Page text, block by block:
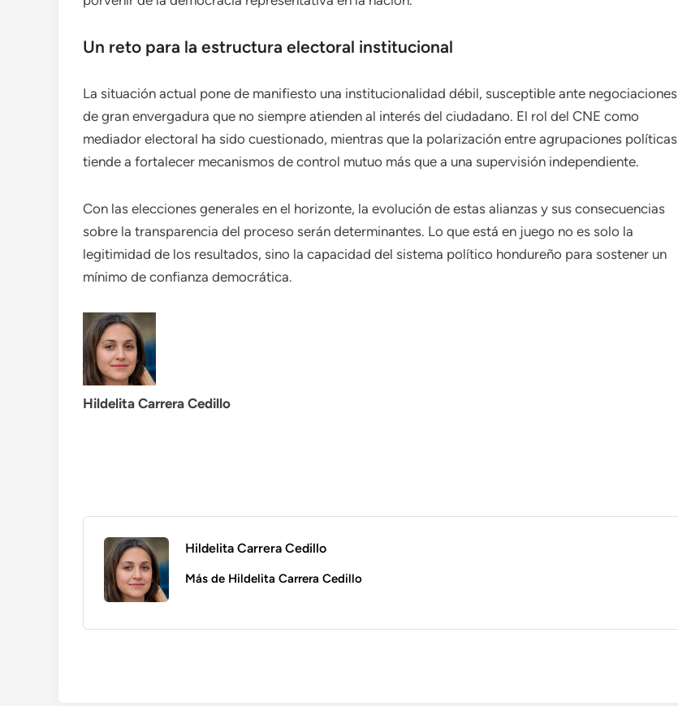
Un reto para la estructura electoral institucional
La situación actual pone de manifiesto una institucionalidad débil, susceptible ante negociaciones
de gran envergadura que no siempre atienden al interés del ciudadano. El rol del CNE como
mediador electoral ha sido cuestionado, mientras que la polarización entre agrupaciones políticas
tiende a fortalecer mecanismos de control mutuo más que a una supervisión independiente.
Con las elecciones generales en el horizonte, la evolución de estas alianzas y sus consecuencias
sobre la transparencia del proceso serán determinantes. Lo que está en juego no es solo la
legitimidad de los resultados, sino la capacidad del sistema político hondureño para sostener un
mínimo de confianza democrática.
Hildelita Carrera Cedillo
Hildelita Carrera Cedillo
Más de Hildelita Carrera Cedillo